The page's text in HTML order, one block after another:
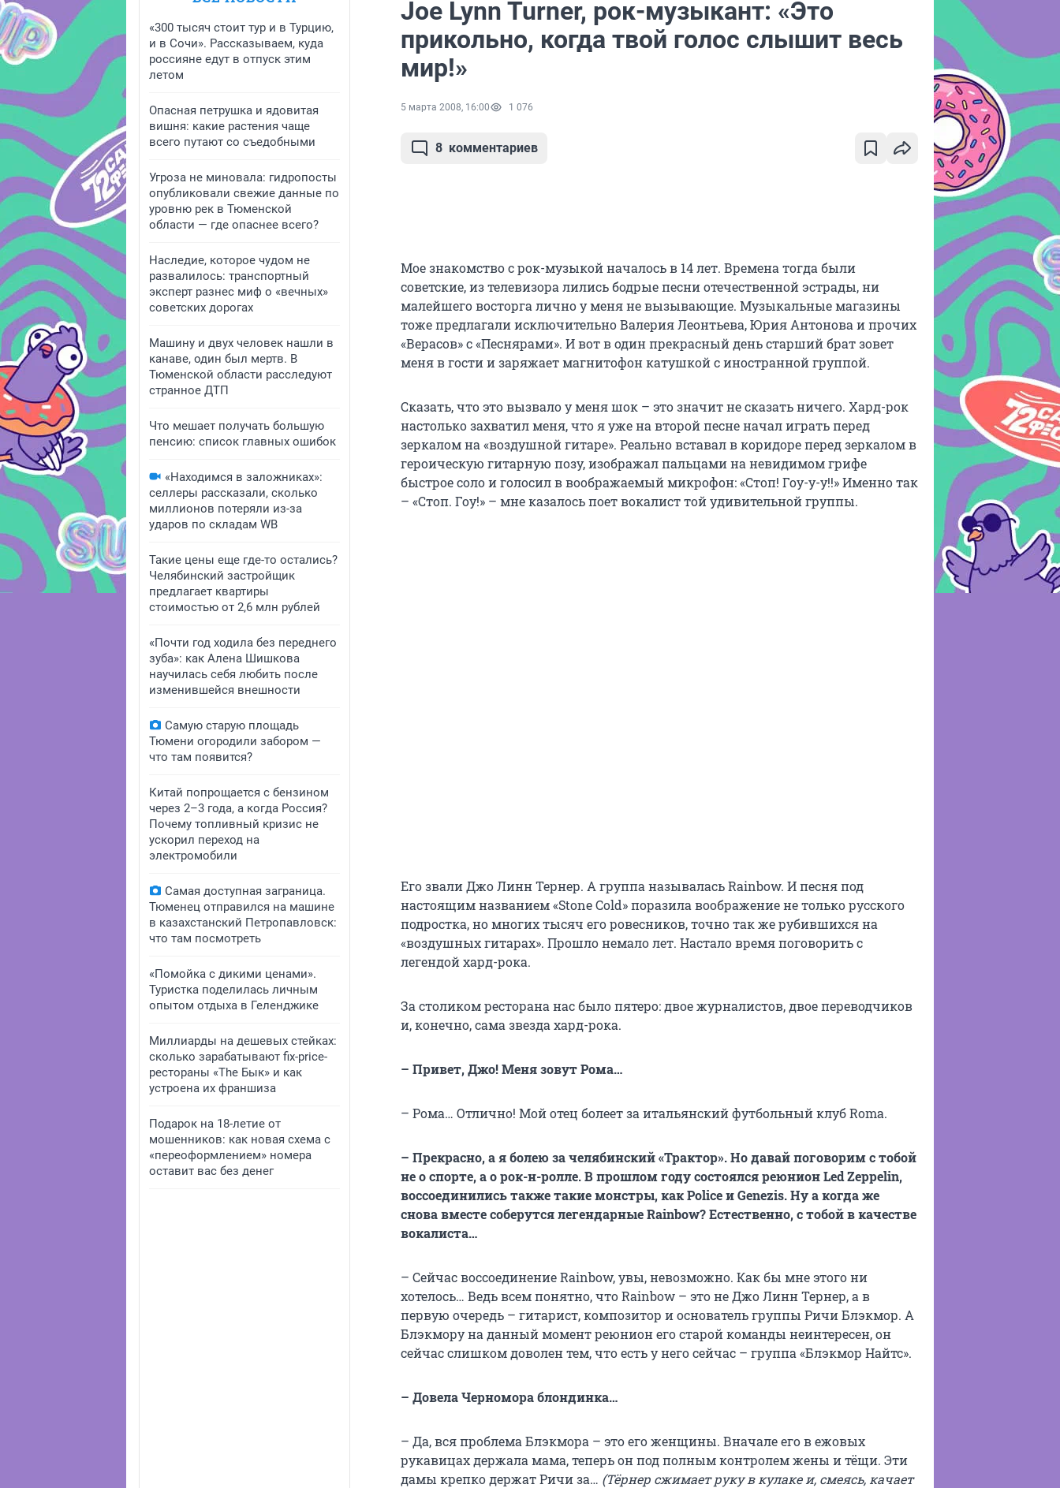
«300 тысяч стоит тур и в Турцию,
и в Сочи». Рассказываем, куда
россияне едут в отпуск этим
летом
Опасная петрушка и ядовитая
вишня: какие растения чаще
всего путают со съедобными
Угроза не миновала: гидропосты
опубликовали свежие данные по
уровню рек в Тюменской
области — где опаснее всего?
Наследие, которое чудом не
развалилось: транспортный
эксперт разнес миф о «вечных»
советских дорогах
Машину и двух человек нашли в
канаве, один был мертв. В
Тюменской области расследуют
странное ДТП
Что мешает получать большую
пенсию: список главных ошибок
«Находимся в заложниках»:
селлеры рассказали, сколько
миллионов потеряли из-за
ударов по складам WB
Такие цены еще где-то остались?
Челябинский застройщик
предлагает квартиры
стоимостью от 2,6 млн рублей
«Почти год ходила без переднего
зуба»: как Алена Шишкова
научилась себя любить после
изменившейся внешности
Самую старую площадь
Тюмени огородили забором —
что там появится?
Китай попрощается с бензином
через 2–3 года, а когда Россия?
Почему топливный кризис не
ускорил переход на
электромобили
Самая доступная заграница.
Тюменец отправился на машине
в казахстанский Петропавловск:
что там посмотреть
«Помойка с дикими ценами».
Туристка поделилась личным
опытом отдыха в Геленджике
Миллиарды на дешевых стейках:
сколько зарабатывают fix-price-
рестораны «The Бык» и как
устроена их франшиза
Подарок на 18-летие от
мошенников: как новая схема с
«переоформлением» номера
оставит вас без денег
Joe Lynn Turner, рок-музыкант: «Это
прикольно, когда твой голос слышит весь
мир!»
5 марта 2008, 16:00 1 076
8 комментариев
Мое знакомство с рок-музыкой началось в 14 лет. Времена тогда были
советские, из телевизора лились бодрые песни отечественной эстрады, ни
малейшего восторга лично у меня не вызывающие. Музыкальные магазины
тоже предлагали исключительно Валерия Леонтьева, Юрия Антонова и прочих
«Верасов» с «Песнярами». И вот в один прекрасный день старший брат зовет
меня в гости и заряжает магнитофон катушкой с иностранной группой.
Сказать, что это вызвало у меня шок – это значит не сказать ничего. Хард-рок
настолько захватил меня, что я уже на второй песне начал играть перед
зеркалом на «воздушной гитаре». Реально вставал в коридоре перед зеркалом в
героическую гитарную позу, изображал пальцами на невидимом грифе
быстрое соло и голосил в воображаемый микрофон: «Стоп! Гоу-у-у!!» Именно так
– «Стоп. Гоу!» – мне казалось поет вокалист той удивительной группы.
Его звали Джо Линн Тернер. А группа называлась Rainbow. И песня под
настоящим названием «Stone Cold» поразила воображение не только русского
подростка, но многих тысяч его ровесников, точно так же рубившихся на
«воздушных гитарах». Прошло немало лет. Настало время поговорить с
легендой хард-рока.
За столиком ресторана нас было пятеро: двое журналистов, двое переводчиков
и, конечно, сама звезда хард-рока.
– Привет, Джо! Меня зовут Рома…
– Рома… Отлично! Мой отец болеет за итальянский футбольный клуб Roma.
– Прекрасно, а я болею за челябинский «Трактор». Но давай поговорим с тобой
не о спорте, а о рок-н-ролле. В прошлом году состоялся реюнионLedZeppelin,
воссоединились также такие монстры, какPolice иGenezis. Ну а когда же
снова вместе соберутся легендарныеRainbow? Естественно, с тобой в качестве
вокалиста…
– Сейчас воссоединение Rainbow, увы, невозможно. Как бы мне этого ни
хотелось… Ведь всем понятно, что Rainbow – это не Джо Линн Тернер, а в
первую очередь – гитарист, композитор и основатель группы Ричи Блэкмор. А
Блэкмору на данный момент реюнион его старой команды неинтересен, он
сейчас слишком доволен тем, что есть у него сейчас – группа «Блэкмор Найтс».
– Довела Черномора блондинка…
– Да, вся проблема Блэкмора – это его женщины. Вначале его в ежовых
рукавицах держала мама, теперь он под полным контролем жены и тёщи. Эти
дамы крепко держат Ричи за… (Тёрнер сжимает руку в кулаке и, смеясь, качает